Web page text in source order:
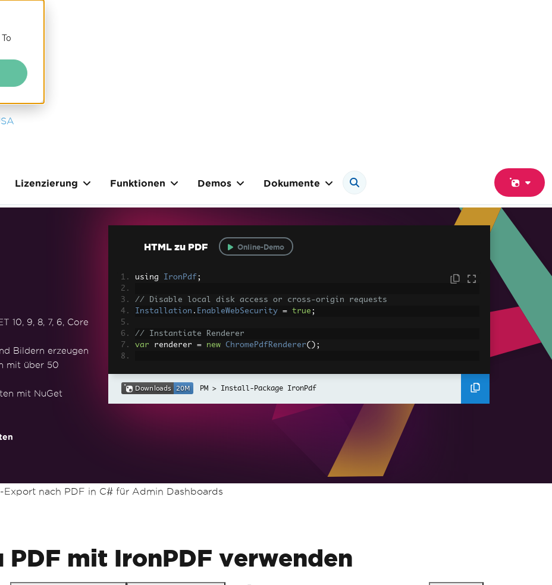
Lizenzierung Funktionen Demos Dokumente
10, 9, 8, 7, 6, Core
Bildern erzeugen
mit über 50
mit NuGet
HTML zu PDF Online-Demo
using IronPdf ;
// Disable local disk access or cross-origin requests
Installation . EnableWebSecurity = true ;
// Instantiate Renderer
var renderer = new ChromePdfRenderer();
// Load external html assets: Images, CSS and JavaScript.
// An optional BasePath 'C:\site\assets\' is set as the file location to
g'>", @"C:\site\assets\"
Install-Package IronPdf
Export nach PDF in C# für Admin Dashboards
mit IronPDF verwenden